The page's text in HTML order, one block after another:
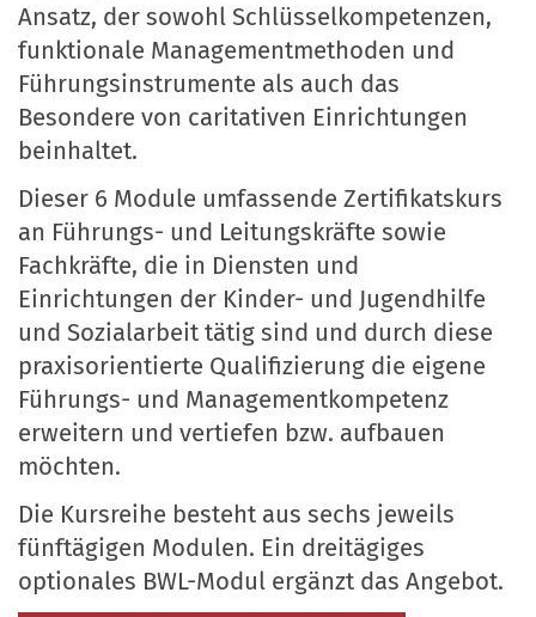
Ansatz, der sowohl Schlüsselkompetenzen,
funktionale Managementmethoden und
Führungsinstrumente als auch das
Besondere von caritativen Einrichtungen
beinhaltet.
Dieser 6 Module umfassende Zertifikatskurs
an Führungs- und Leitungskräfte sowie
Fachkräfte, die in Diensten und
Einrichtungen der Kinder- und Jugendhilfe
und Sozialarbeit tätig sind und durch diese
praxisorientierte Qualifizierung die eigene
Führungs- und Managementkompetenz
erweitern und vertiefen bzw. aufbauen
möchten.
Die Kursreihe besteht aus sechs jeweils
fünftägigen Modulen. Ein dreitägiges
optionales BWL-Modul ergänzt das Angebot.